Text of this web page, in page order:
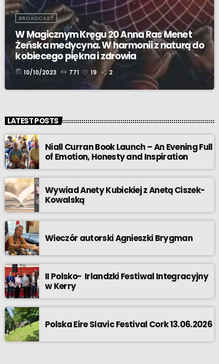
BROADCAST
W Magicznym Kręgu 20 Anna Ras Menet
Żeńska medycyna. W harmonii z naturą do
kobiecego piękna i zdrowia
today 10/10/2023 771 19 2
LATEST POSTS
Niall Curran Book Launch – An Evening Full
of Emotion, Honesty and Inspiration
Wywiad Anety Kubickiej z Anetą Ciszek-
Kowalską
Wieczór autorski Agnieszki Brygman
II Polsko- Irlandzki Festiwal Integracyjny
w Kerry
Polska Eire Slavic Festival Cork 13.06.2026